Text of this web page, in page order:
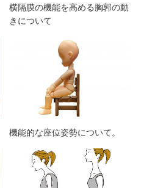
横隔膜の機能を高める胸郭の動
きについて
機能的な座位姿勢について。